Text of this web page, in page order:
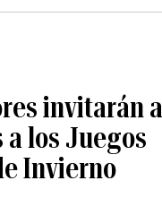
invitarán
los Juegos
Invierno